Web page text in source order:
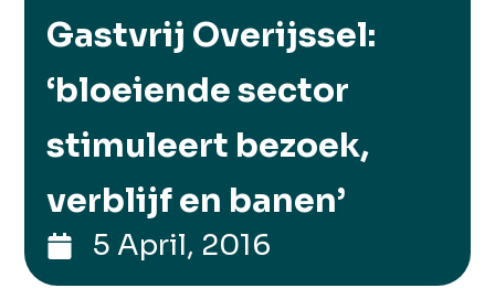
Gastvrij Overijssel:
‘bloeiende sector
stimuleert bezoek,
verblijf en banen’
5 April, 2016